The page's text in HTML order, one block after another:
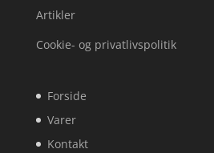
Artikler
Cookie- og privatlivspolitik
Forside
Varer
Kontakt